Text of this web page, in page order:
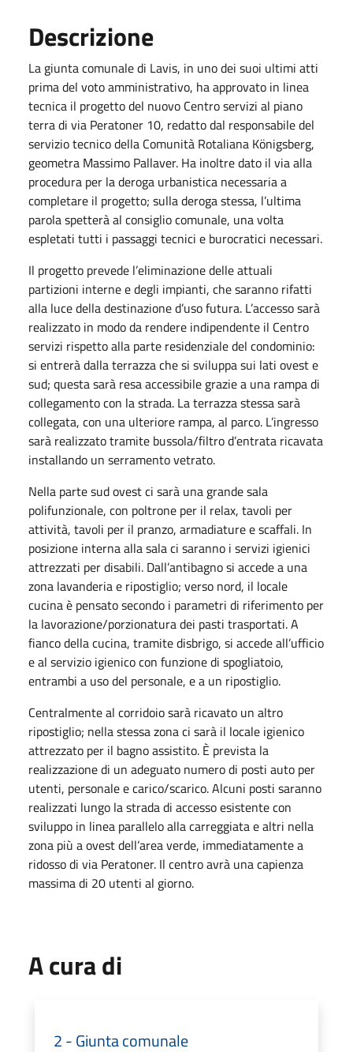
Descrizione
La giunta comunale di Lavis, in uno dei suoi ultimi atti
prima del voto amministrativo, ha approvato in linea
tecnica il progetto del nuovo Centro servizi al piano
terra di via Peratoner 10, redatto dal responsabile del
servizio tecnico della Comunità Rotaliana Königsberg,
geometra Massimo Pallaver. Ha inoltre dato il via alla
procedura per la deroga urbanistica necessaria a
completare il progetto; sulla deroga stessa, l’ultima
parola spetterà al consiglio comunale, una volta
espletati tutti i passaggi tecnici e burocratici necessari.
Il progetto prevede l’eliminazione delle attuali
partizioni interne e degli impianti, che saranno rifatti
alla luce della destinazione d’uso futura. L’accesso sarà
realizzato in modo da rendere indipendente il Centro
servizi rispetto alla parte residenziale del condominio:
si entrerà dalla terrazza che si sviluppa sui lati ovest e
sud; questa sarà resa accessibile grazie a una rampa di
collegamento con la strada. La terrazza stessa sarà
collegata, con una ulteriore rampa, al parco. L’ingresso
sarà realizzato tramite bussola/filtro d’entrata ricavata
installando un serramento vetrato.
Nella parte sud ovest ci sarà una grande sala
polifunzionale, con poltrone per il relax, tavoli per
attività, tavoli per il pranzo, armadiature e scaffali. In
posizione interna alla sala ci saranno i servizi igienici
attrezzati per disabili. Dall’antibagno si accede a una
zona lavanderia e ripostiglio; verso nord, il locale
cucina è pensato secondo i parametri di riferimento per
la lavorazione/porzionatura dei pasti trasportati. A
fianco della cucina, tramite disbrigo, si accede all’ufficio
e al servizio igienico con funzione di spogliatoio,
entrambi a uso del personale, e a un ripostiglio.
Centralmente al corridoio sarà ricavato un altro
ripostiglio; nella stessa zona ci sarà il locale igienico
attrezzato per il bagno assistito. È prevista la
realizzazione di un adeguato numero di posti auto per
utenti, personale e carico/scarico. Alcuni posti saranno
realizzati lungo la strada di accesso esistente con
sviluppo in linea parallelo alla carreggiata e altri nella
zona più a ovest dell’area verde, immediatamente a
ridosso di via Peratoner. Il centro avrà una capienza
massima di 20 utenti al giorno.
A cura di
2 - Giunta comunale